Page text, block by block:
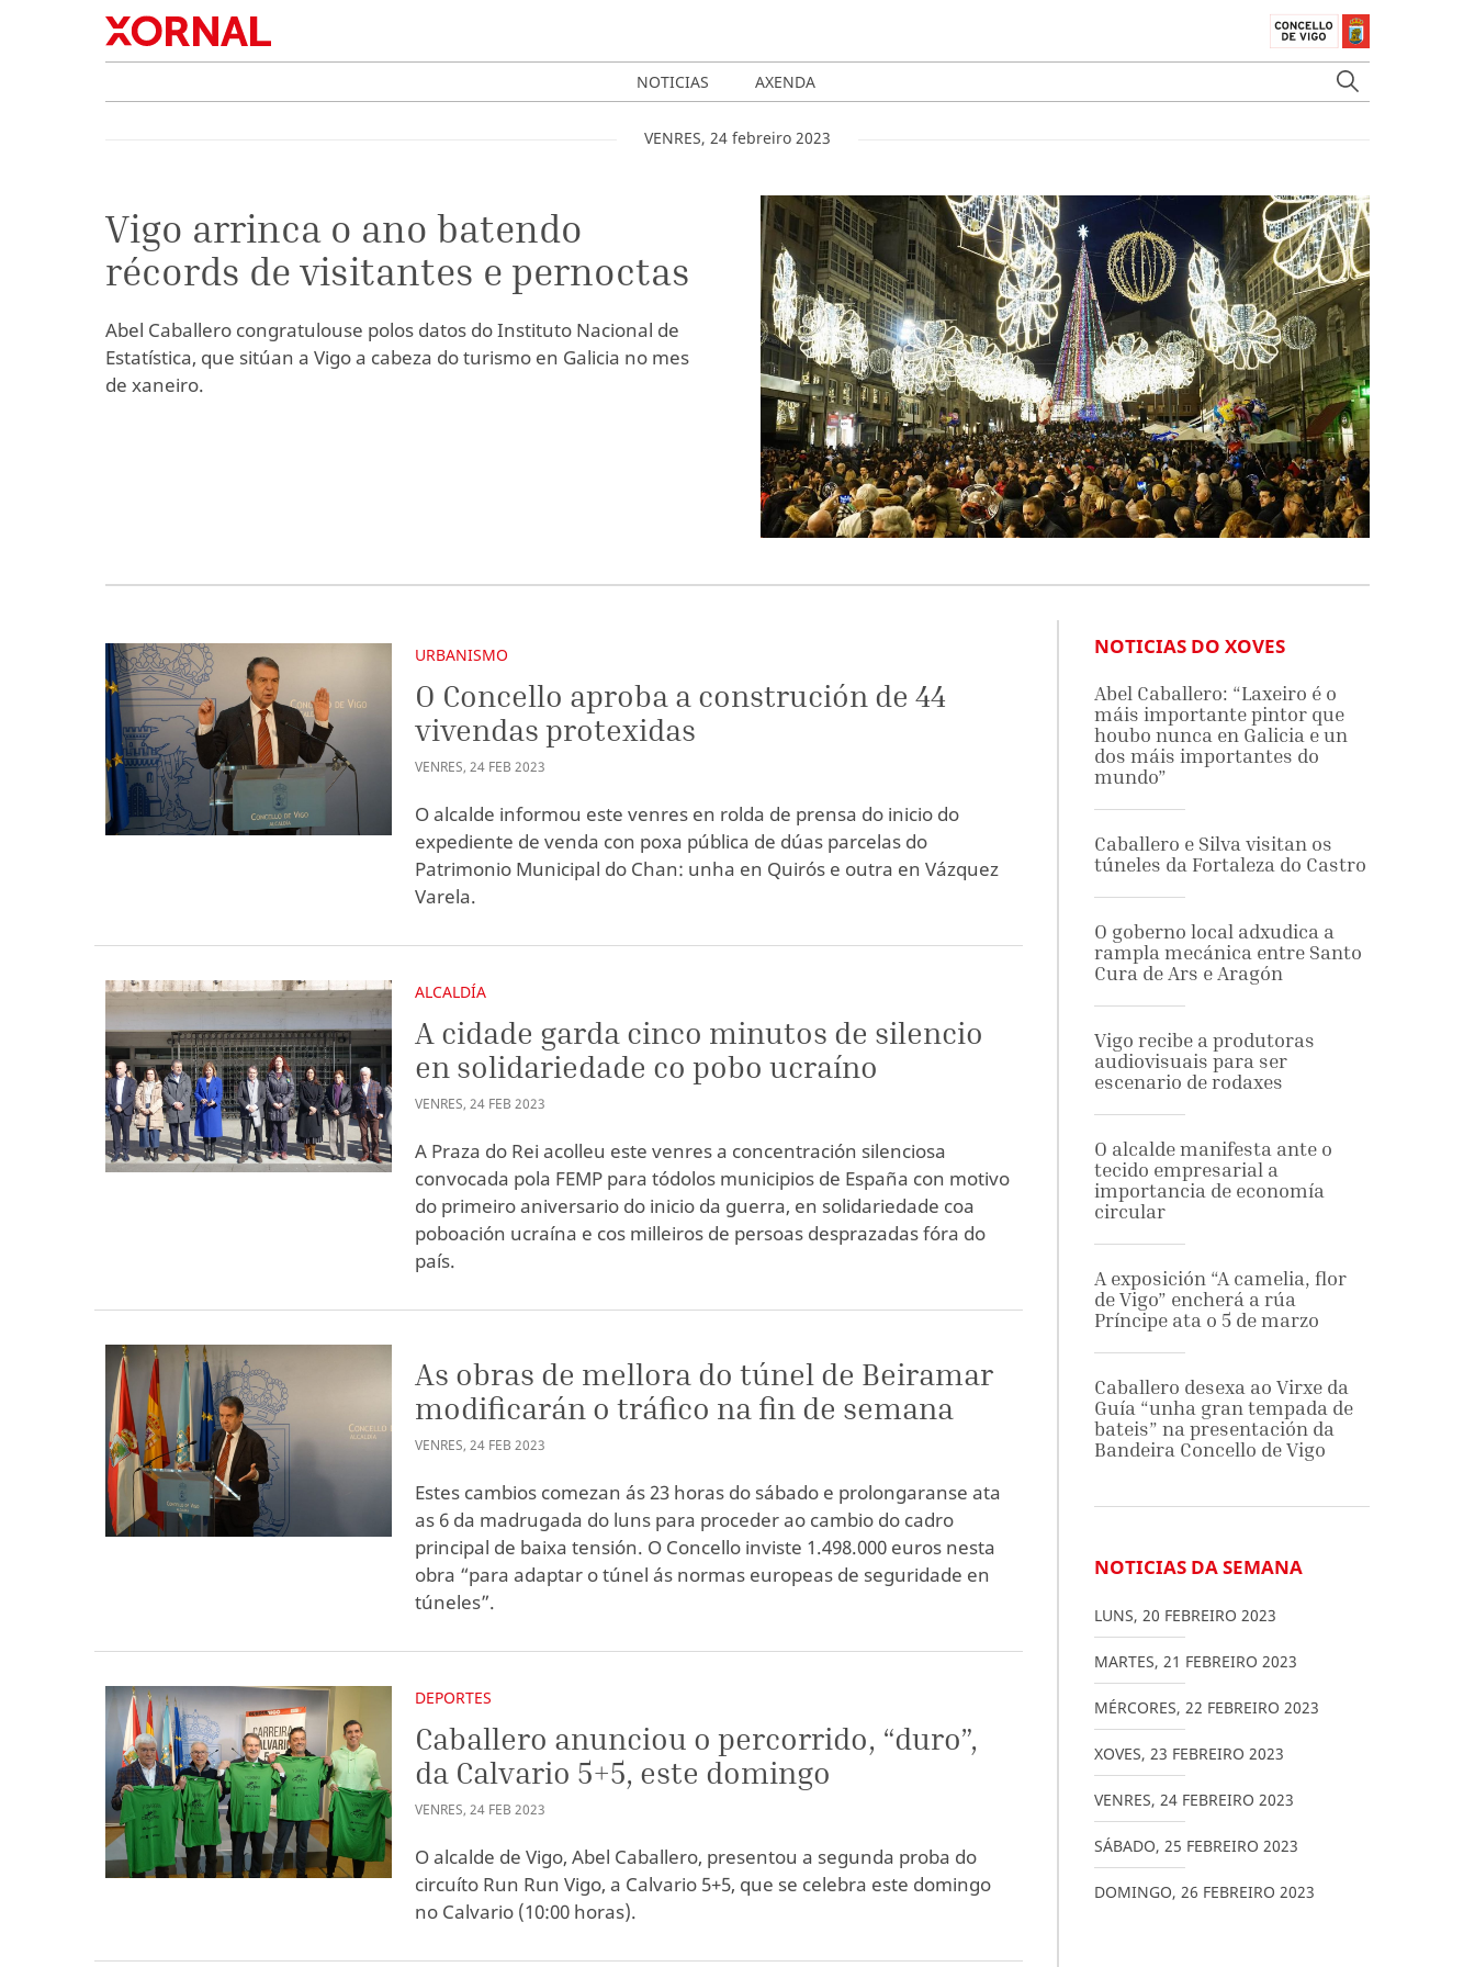
NOTICIAS AXENDA
VENRES, 24 febreiro 2023
Vigo arrinca o ano batendo
récords de visitantes e pernoctas
Abel Caballero congratulouse polos datos do Instituto Nacional de
Estatística, que sitúan a Vigo a cabeza do turismo en Galicia no mes
de xaneiro.
URBANISMO
O Concello aproba a construción de 44
vivendas protexidas
VENRES,24 FEB 2023
O alcalde informou este venres en rolda de prensa do inicio do
expediente de venda con poxa pública de dúas parcelas do
Patrimonio Municipal do Chan: unha en Quirós e outra en Vázquez
Varela.
ALCALDÍA
A cidade garda cinco minutos de silencio
en solidariedade co pobo ucraíno
VENRES,24 FEB 2023
A Praza do Rei acolleu este venres a concentración silenciosa
convocada pola FEMP para tódolos municipios de España con motivo
do primeiro aniversario do inicio da guerra, en solidariedade coa
poboación ucraína e cos milleiros de persoas desprazadas fóra do
país.
As obras de mellora do túnel de Beiramar
modificarán o tráfico na fin de semana
VENRES,24 FEB 2023
Estes cambios comezan ás 23 horas do sábado e prolongaranse ata
as 6 da madrugada do luns para proceder ao cambio do cadro
principal de baixa tensión. O Concello inviste 1.498.000 euros nesta
obra “para adaptar o túnel ás normas europeas de seguridade en
túneles”.
DEPORTES
Caballero anunciou o percorrido, “duro”,
da Calvario 5+5, este domingo
VENRES,24 FEB 2023
O alcalde de Vigo, Abel Caballero, presentou a segunda proba do
circuíto Run Run Vigo, a Calvario 5+5, que se celebra este domingo
no Calvario (10:00 horas).
NOTICIAS DO XOVES
Abel Caballero: “Laxeiro é o
máis importante pintor que
houbo nunca en Galicia e un
dos máis importantes do
mundo”
Caballero e Silva visitan os
túneles da Fortaleza do Castro
O goberno local adxudica a
rampla mecánica entre Santo
Cura de Ars e Aragón
Vigo recibe a produtoras
audiovisuais para ser
escenario de rodaxes
O alcalde manifesta ante o
tecido empresarial a
importancia de economía
circular
A exposición “A camelia, flor
de Vigo” encherá a rúa
Príncipe ata o 5 de marzo
Caballero desexa ao Virxe da
Guía “unha gran tempada de
bateis” na presentación da
Bandeira Concello de Vigo
NOTICIAS DA SEMANA
LUNS, 20 FEBREIRO 2023
MARTES, 21 FEBREIRO 2023
MÉRCORES, 22 FEBREIRO 2023
XOVES, 23 FEBREIRO 2023
VENRES, 24 FEBREIRO 2023
SÁBADO, 25 FEBREIRO 2023
DOMINGO, 26 FEBREIRO 2023